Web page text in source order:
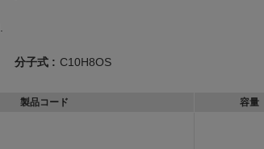
分子式 : C10H8OS
製品コード 容量